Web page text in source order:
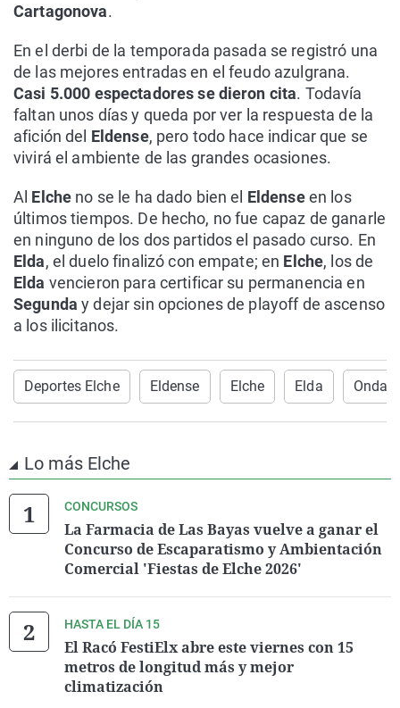
Cartagonova.
En el derbi de la temporada pasada se registró una
de las mejores entradas en el feudo azulgrana.
Casi 5.000 espectadores se dieron cita. Todavía
faltan unos días y queda por ver la respuesta de la
afición del Eldense, pero todo hace indicar que se
vivirá el ambiente de las grandes ocasiones.
Al Elche no se le ha dado bien el Eldenseen los
últimos tiempos. De hecho, no fue capaz de ganarle
en ninguno de los dos partidos el pasado curso. En
Elda, el duelo finalizó con empate; en Elche, los de
Elda vencieron para certificar su permanencia en
Segunday dejar sin opciones de playoff de ascenso
a los ilicitanos.
Deportes Elche Eldense Elche Elda Onda
Lo más Elche
CONCURSOS
La Farmacia de Las Bayas vuelve a ganar el
Concurso de Escaparatismo y Ambientación
Comercial 'Fiestas de Elche 2026'
HASTA EL DÍA 15
El Racó FestiElx abre este viernes con 15
metros de longitud más y mejor
climatización